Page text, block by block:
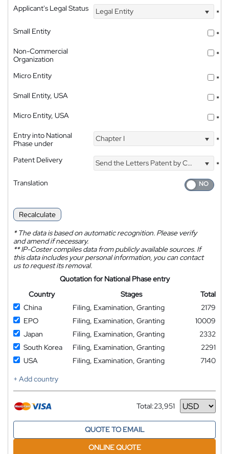
Applicant's Legal Status
Legal Entity
*
Small Entity
*
Non-Commercial
Organization
*
Micro Entity
*
Small Entity, USA
*
Micro Entity, USA
*
Entry into National
Phase under
Chapter I *
Patent Delivery Send the Letters Patent by Courier
*
Translation
Recalculate
*The data is based on automatic recognition. Please verify
and amend if necessary.
**IP-Coster compiles data from publicly available sources. If
this data includes your personal information, you can contact
us to request its removal.
Quotation for National Phase entry
Country
Stages
Total
China
Filing, Examination, Granting
2179
EPO
Filing, Examination, Granting
10009
Japan
Filing, Examination, Granting
2332
South Korea
Filing, Examination, Granting
2291
USA
Filing, Examination, Granting
7140
+ Add country
Total:23,951
Currency
QUOTE TO EMAIL
ONLINE QUOTE